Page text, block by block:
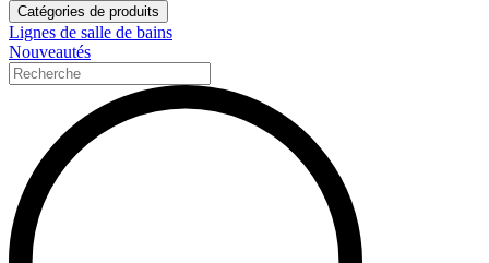
Catégories de produits
Lignes de salle de bains
Nouveautés